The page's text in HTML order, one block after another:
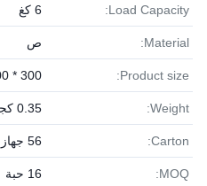
Load Capacity: 6 كغ
Material: ص
Product size: 300 * 200 * 120 ملم
Weight: 0.35 كجم
Carton: 56 جهاز كمبيوتر شخصى / كارتون
MOQ: 16 حبة